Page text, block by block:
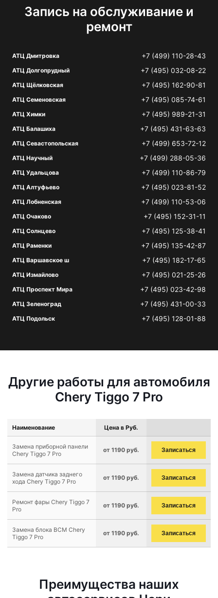
Запись на обслуживание и
ремонт
АТЦ Дмитровка +7 (499) 110-28-43
АТЦ Долгопрудный +7 (495) 032-08-22
АТЦ Щёлковская +7 (495) 162-90-81
АТЦ Семеновская +7 (495) 085-74-61
АТЦ Химки +7 (495) 989-21-31
АТЦ Балашиха +7 (495) 431-63-63
АТЦ Севастопольская +7 (499) 653-72-12
АТЦ Научный +7 (499) 288-05-36
АТЦ Удальцова +7 (499) 110-86-79
АТЦ Алтуфьево +7 (495) 023-81-52
АТЦ Лобненская +7 (499) 110-53-06
АТЦ Очаково +7 (495) 152-31-11
АТЦ Солнцево +7 (495) 125-38-41
АТЦ Раменки +7 (495) 135-42-87
АТЦ Варшавское ш +7 (495) 182-17-65
АТЦ Измайлово +7 (495) 021-25-26
АТЦ Проспект Мира +7 (495) 023-42-98
АТЦ Зеленоград +7 (495) 431-00-33
АТЦ Подольск +7 (495) 128-01-88
Другие работы для автомобиля
Chery Tiggo 7 Pro
Наименование Цена в Руб.
Замена приборной панели
Chery Tiggo 7 Pro
от 1190 руб. Записаться
Замена датчика заднего
хода Chery Tiggo 7 Pro
от 1190 руб. Записаться
Ремонт фары Chery Tiggo 7
Pro
от 1190 руб. Записаться
Замена блока BCM Chery
Tiggo 7 Pro
от 1190 руб. Записаться
Преимущества наших